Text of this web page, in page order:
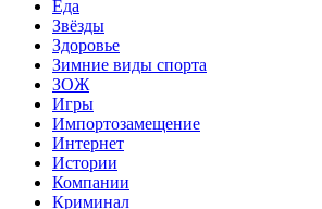
Еда
Звёзды
Здоровье
Зимние виды спорта
ЗОЖ
Игры
Импортозамещение
Интернет
Истории
Компании
Криминал